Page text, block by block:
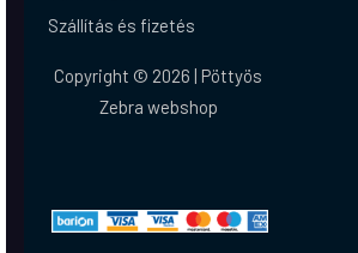
Szállítás és fizetés
Copyright © 2026 | Pöttyös
Zebra webshop